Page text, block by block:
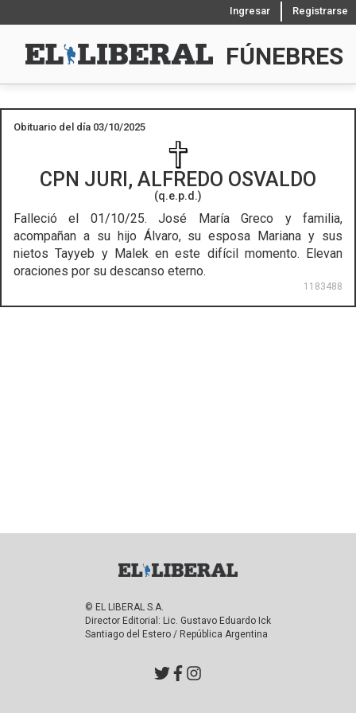
Ingresar Registrarse
FÚNEBRES
Obituario del día 03/10/2025
CPN JURI, ALFREDO OSVALDO
(q.e.p.d.)
Falleció el 01/10/25. José María Greco y familia,
acompañan a su hijo Álvaro, su esposa Mariana y sus
nietos Tayyeb y Malek en este difícil momento. Elevan
oraciones por su descanso eterno.
1183488
© EL LIBERAL S.A.
Director Editorial: Lic. Gustavo Eduardo Ick
Santiago del Estero / República Argentina